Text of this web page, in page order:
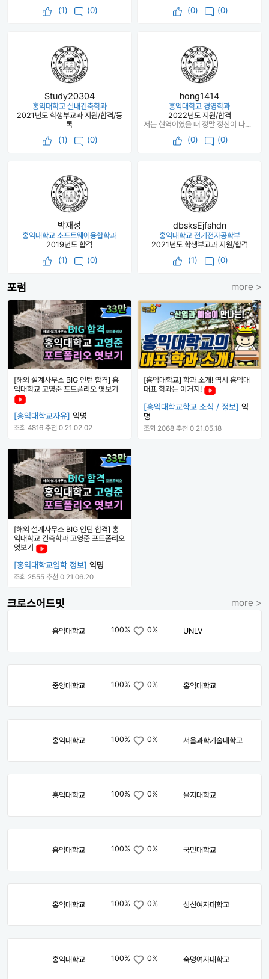
(1) (0) (0) (0)
Study20304
홍익대학교 실내건축학과
2021년도 학생부교과 지원/합격/등
록
(1) (0)
hong1414
홍익대학교 경영학과
2022년도 지원/합격
저는 현역이였을 때 정말 정신이 나가있었기 때문에 안되면 재수하지 이 마인드로 살다가 재수했습니다... 여러분은 이러지마세요 물론 수시로 한양대 에리카를 붙긴했었지만 만족이 안돼서 한번 더 했습니다 ​ 국어의 경우 매일 아침에 풀던 것처럼 풀자는 마음으로 봤습니다. 저의 경우 문학 화작 비문학 순으로 풀었는데 난이도 체감을 제대로 못했기 때문에 멘탈이 안터질 수 있었습니다..ㅎㅎ ​ 수학의 경우 풀면서 멘탈이 세게 나갔었던 기억이 나네요 원래 덤덤한 편이라서 잘 안 흔들리는데 처음으로 그랬어서 당황했습니다 여러분은 정말 많이 풀어보시고 실력을 쌓아가셔서 이러시는 일 없기를 바랍니다.. ​ 영어의 경우 후반 수험생활을 할수록 1등급을 맞는 비율이 높았기에 아쉽네요... 나름 점심시간 저녁시간마다 단어 외우면서 열심히 했거든요 하지만 성적표에 찍힌 등급이 실력을 증명하니 어쩔 수 없죠 ​ 사탐이 절 대학에 보내줬습니다... 여러분들 꼭 탐구과목 잘 챙기세요 특히 사탐이라면요 1등급맞기 누구보다 쉽다지만 1개틀리면 2등급입니다 저는 항상 끝날시간 1-2시간정도쯤 사탐공부를 했습니다! 쌍사의 경우 투입시간이 줄어들긴합니다 ​ 저의 경우 한번도 6모 9모 그리고 대다수의 사설 모의고사에서 좋은 성적이 나온 적없습니다 가장마지막으로 본 학원 모의고사에서 제일 높은 성적을 맞았는데 이때 적정대학이 중경외시였으니까요 너무 모의고사하나하나에 낙담이나 과대평가하지마시고 꾸준히 하시길 바랍니다 다들 화이팅하세요~!!
(0) (0)
박재성
홍익대학교 소프트웨어융합학과
2019년도 합격
(1) (0)
dbsksEjfshdn
홍익대학교 전기전자공학부
2021년도 학생부교과 지원/합격
(1) (0)
포럼 more >
[해외 설계사무소 BIG 인턴 합격] 홍
익대학교 고영준 포트폴리오 엿보기
[홍익대학교자유] 익명
조회 4816 추천 0 21.02.02
[홍익대학교] 학과 소개! 역시 홍익대
대표 학과는 이거지!
[홍익대학교학교 소식 / 정보] 익
명
조회 2068 추천 0 21.05.18
[해외 설계사무소 BIG 인턴 합격] 홍
익대학교 건축학과 고영준 포트폴리오
엿보기
[홍익대학교입학 정보] 익명
조회 2555 추천 0 21.06.20
크로스어드밋 more >
홍익대학교 100% 0% UNLV
중앙대학교 100% 0% 홍익대학교
홍익대학교 100% 0% 서울과학기술대학교
홍익대학교 100% 0% 을지대학교
홍익대학교 100% 0% 국민대학교
홍익대학교 100% 0% 성신여자대학교
홍익대학교 100% 0% 숙명여자대학교